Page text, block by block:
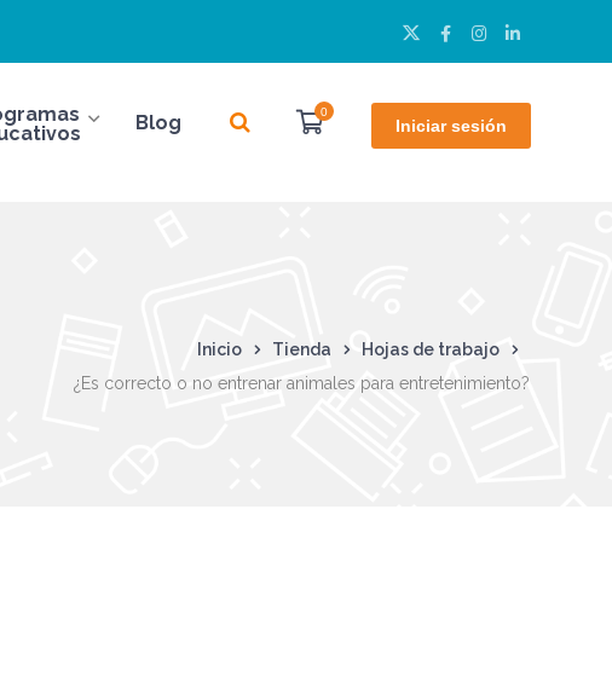
Twitter
Perfil
Facebook
Perfil
Instagram
Perfil
LinkedIn
Perfil
Iniciar sesión
0
Blog
Inicio Tienda
Hojas de trabajo
¿Es correcto o no entrenar animales para entretenimiento?